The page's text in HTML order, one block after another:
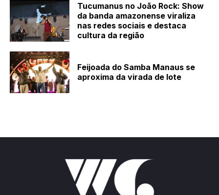
Tucumanus no João Rock: Show
da banda amazonense viraliza
nas redes sociais e destaca
cultura da região
Feijoada do Samba Manaus se
aproxima da virada de lote